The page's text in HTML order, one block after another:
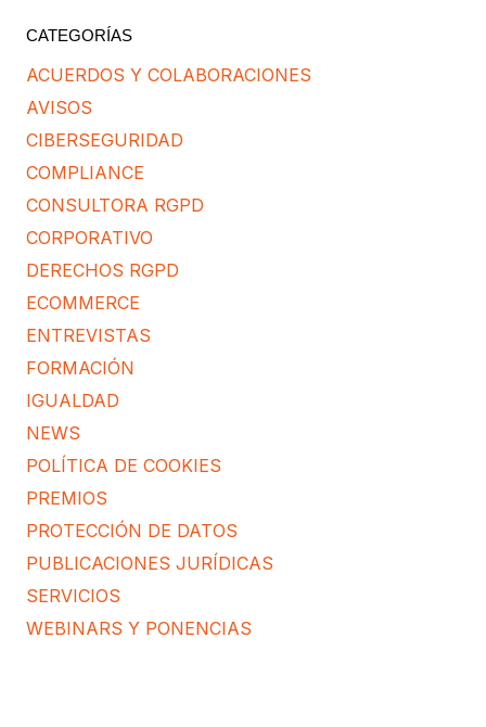
CATEGORÍAS
ACUERDOS Y COLABORACIONES
AVISOS
CIBERSEGURIDAD
COMPLIANCE
CONSULTORA RGPD
CORPORATIVO
DERECHOS RGPD
ECOMMERCE
ENTREVISTAS
FORMACIÓN
IGUALDAD
NEWS
POLÍTICA DE COOKIES
PREMIOS
PROTECCIÓN DE DATOS
PUBLICACIONES JURÍDICAS
SERVICIOS
WEBINARS Y PONENCIAS